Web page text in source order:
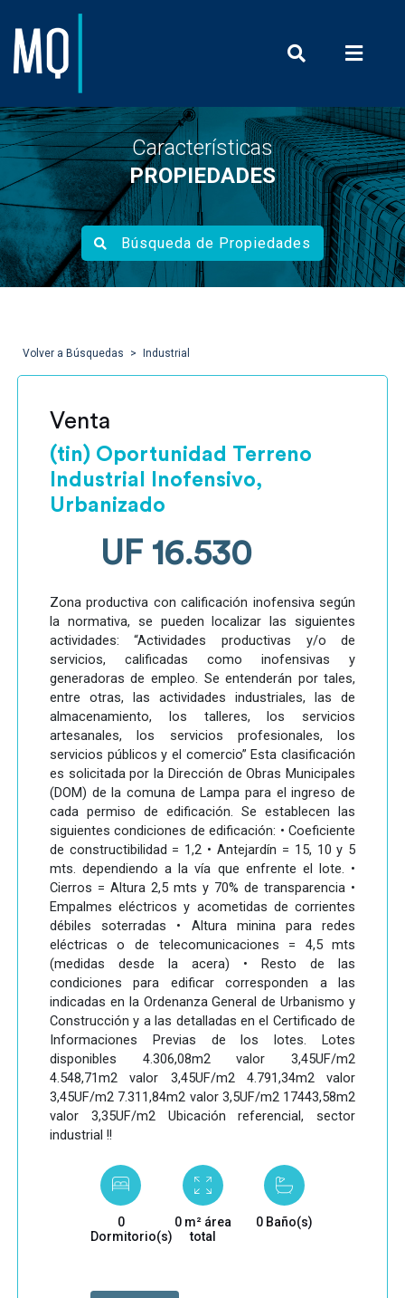
Características
PROPIEDADES
Búsqueda de Propiedades
Volver a Búsquedas Industrial
Venta
(tin) Oportunidad Terreno
Industrial Inofensivo,
Urbanizado
UF 16.530
Zona productiva con calificación inofensiva según
la normativa, se pueden localizar las siguientes
actividades: “Actividades productivas y/o de
servicios, calificadas como inofensivas y
generadoras de empleo. Se entenderán por tales,
entre otras, las actividades industriales, las de
almacenamiento, los talleres, los servicios
artesanales, los servicios profesionales, los
servicios públicos y el comercio” Esta clasificación
es solicitada por la Dirección de Obras Municipales
(DOM) de la comuna de Lampa para el ingreso de
cada permiso de edificación. Se establecen las
siguientes condiciones de edificación: • Coeficiente
de constructibilidad = 1,2 • Antejardín = 15, 10 y 5
mts. dependiendo a la vía que enfrente el lote. •
Cierros = Altura 2,5 mts y 70% de transparencia •
Empalmes eléctricos y acometidas de corrientes
débiles soterradas • Altura minina para redes
eléctricas o de telecomunicaciones = 4,5 mts
(medidas desde la acera) • Resto de las
condiciones para edificar corresponden a las
indicadas en la Ordenanza General de Urbanismo y
Construcción y a las detalladas en el Certificado de
Informaciones Previas de los lotes. Lotes
disponibles 4.306,08m2 valor 3,45UF/m2
4.548,71m2 valor 3,45UF/m2 4.791,34m2 valor
3,45UF/m2 7.311,84m2 valor 3,5UF/m2 17443,58m2
valor 3,35UF/m2 Ubicación referencial, sector
industrial !!
0
Dormitorio(s)
0 m² área
total
0 Baño(s)